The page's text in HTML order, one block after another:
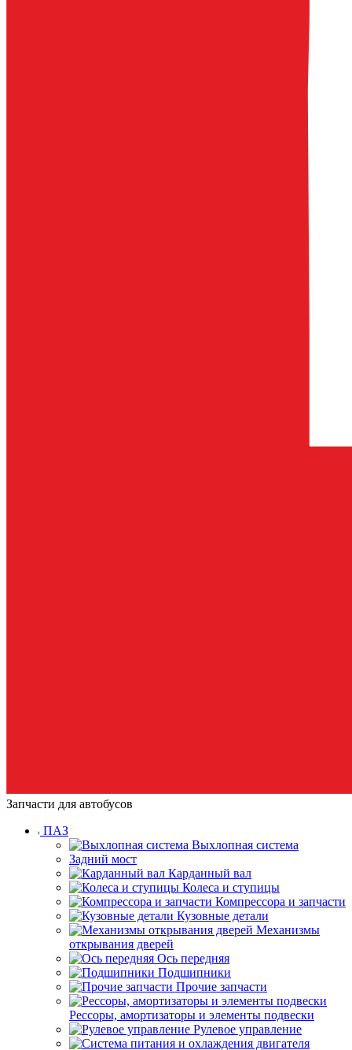
Запчасти для автобусов
ПАЗ
Выхлопная система
Задний мост
Карданный вал
Колеса и ступицы
Компрессора и запчасти
Кузовные детали
Механизмы
открывания дверей
Ось передняя
Подшипники
Прочие запчасти
Рессоры, амортизаторы и элементы подвески
Рулевое управление